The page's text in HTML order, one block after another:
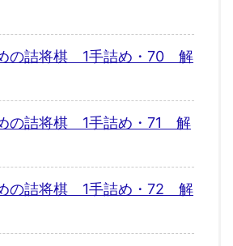
の詰将棋 1手詰め・70 解
の詰将棋 1手詰め・71 解
の詰将棋 1手詰め・72 解